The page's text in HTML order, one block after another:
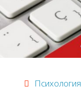
Психология